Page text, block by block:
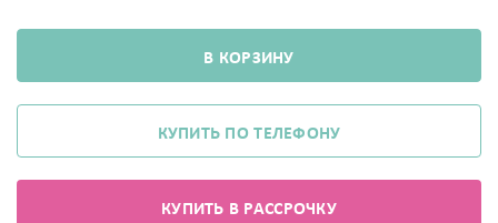
В КОРЗИНУ
КУПИТЬ ПО ТЕЛЕФОНУ
КУПИТЬ В РАССРОЧКУ